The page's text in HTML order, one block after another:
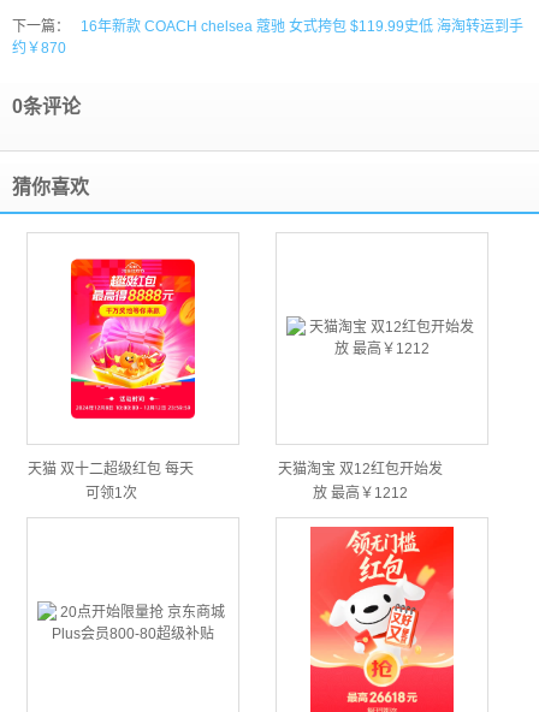
下一篇：
16年新款 COACH chelsea 蔻驰 女式挎包 $119.99史低 海淘转运到手
约￥870
0条评论
猜你喜欢
天猫 双十二超级红包 每天
可领1次
天猫淘宝 双12红包开始发
放 最高￥1212